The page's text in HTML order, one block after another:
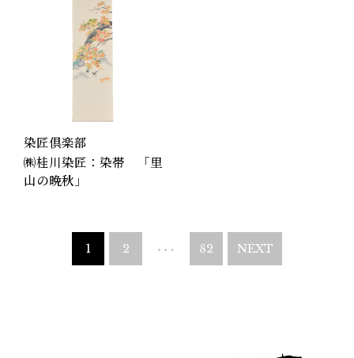
工房製品
染匠倶楽部
㈱桂川染匠：染帯 「里
山の晩秋」
1 2 … 82 NEXT